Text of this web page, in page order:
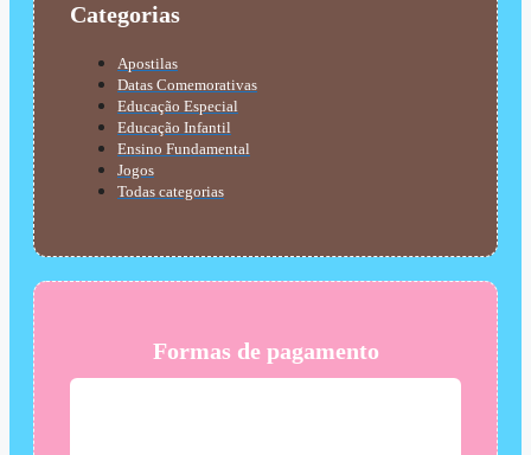
Categorias
Apostilas
Datas Comemorativas
Educação Especial
Educação Infantil
Ensino Fundamental
Jogos
Todas categorias
Formas de pagamento